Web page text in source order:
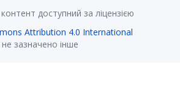
доступний за ліцензією
Attribution 4.0 International
зазначено інше